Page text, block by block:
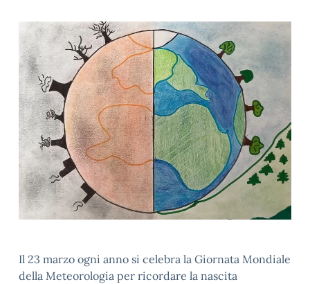
Il 23 marzo ogni anno si celebra la Giornata Mondiale
della Meteorologia per ricordare la nascita